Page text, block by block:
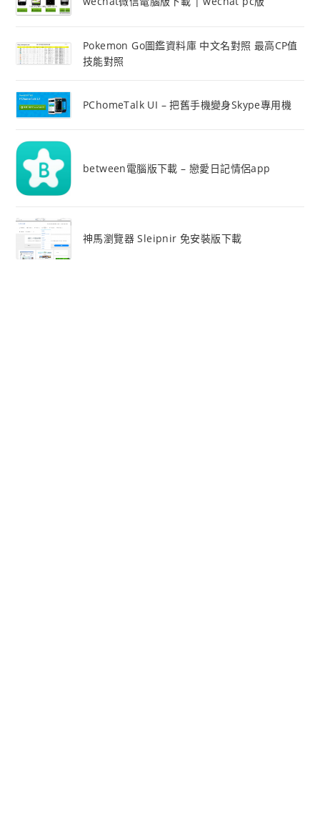
Pokemon Go圖鑑資料庫 中文名對照 最高CP值
技能對照
PChomeTalk UI – 把舊手機變身Skype專用機
between電腦版下載 – 戀愛日記情侶app
神馬瀏覽器 Sleipnir 免安裝版下載